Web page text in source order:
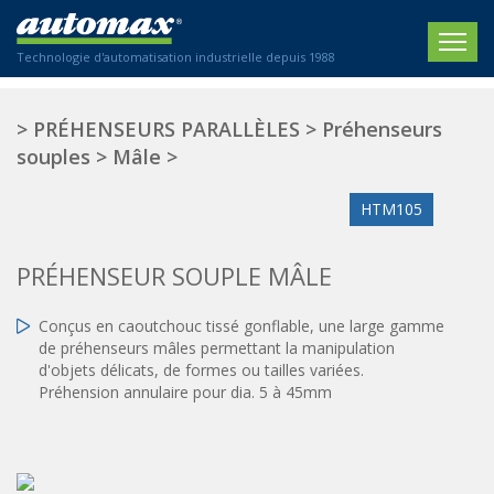
Technologie d'automatisation industrielle depuis 1988
ACCUEIL
Actionneurs normalisés
Actionneurs standardisés
Amortisseurs hydrauliques
SECTEURS
Emballage / Étiquetage
Imprimerie
CONTACT
Nous sommes heureux de vous conseiller !
+33 0 254 553 811
> PRÉHENSEURS PARALLÈLES > Préhenseurs
souples > Mâle >
HTM105
PRÉHENSEUR SOUPLE MÂLE
Conçus en caoutchouc tissé gonflable, une large gamme
de préhenseurs mâles permettant la manipulation
d'objets délicats, de formes ou tailles variées.
Préhension annulaire pour dia. 5 à 45mm